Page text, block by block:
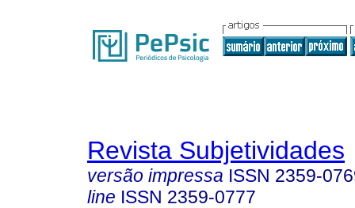
Revista Subjetividades
versão impressa ISSN 2359-
line ISSN 2359-0777